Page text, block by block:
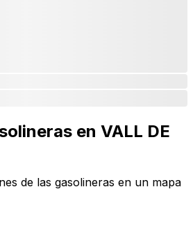
en VALL DE
de las gasolineras en un mapa